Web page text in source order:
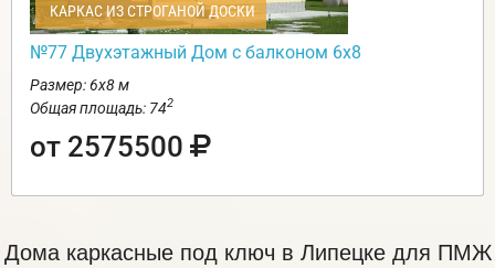
КАРКАС ИЗ СТРОГАНОЙ ДОСКИ
№77 Двухэтажный Дом с балконом 6х8
Размер: 6х8 м
Общая площадь: 742
от 2575500
Дома каркасные под ключ в Липецке для ПМЖ